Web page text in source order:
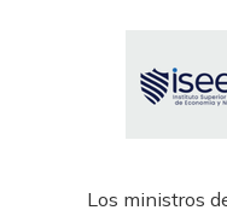
Los ministros